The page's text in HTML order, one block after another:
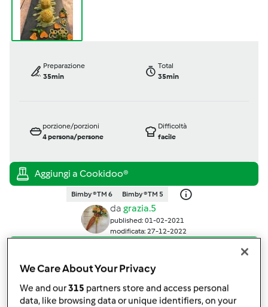
Preparazione
35min
Total
35min
porzione/porzioni
4persona/persone
Difficoltà
facile
Bimby ® TM 6 Bimby ® TM 5
da grazia.5
published: 01-02-2021
modificata: 27-12-2022
condividi la ricetta
Crea variante
We Care About Your Privacy
We and our315 partners store and access personal
data, like browsing data or unique identifiers, on your